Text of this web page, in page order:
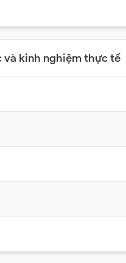
và kinh nghiệm thực tế